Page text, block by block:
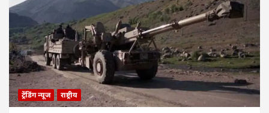
ट्रेंडिंग न्यूज राष्ट्रीय